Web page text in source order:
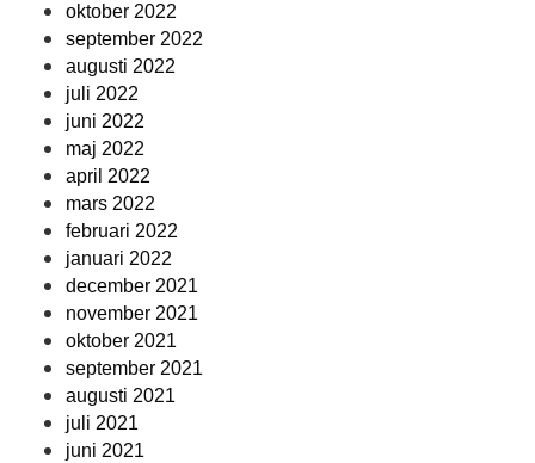
oktober 2022
september 2022
augusti 2022
juli 2022
juni 2022
maj 2022
april 2022
mars 2022
februari 2022
januari 2022
december 2021
november 2021
oktober 2021
september 2021
augusti 2021
juli 2021
juni 2021